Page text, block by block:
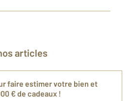
articles
faire estimer votre bien et
€ de cadeaux !